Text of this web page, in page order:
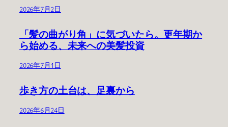
2026年7月2日
「髪の曲がり角」に気づいたら。更年期か
ら始める、未来への美髪投資
2026年7月1日
歩き方の土台は、足裏から
2026年6月24日